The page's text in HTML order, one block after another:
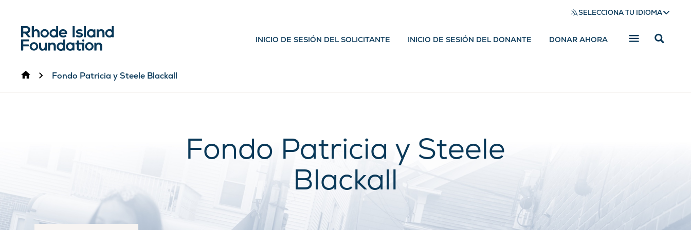
SELECCIONA TU IDIOMA
INICIO DE SESIÓN DEL SOLICITANTE INICIO DE SESIÓN DEL DONANTE DONAR AHORA
Mostrar
InicioFondo Patricia y Steele Blackall
Fondo Patricia y Steele
Blackall